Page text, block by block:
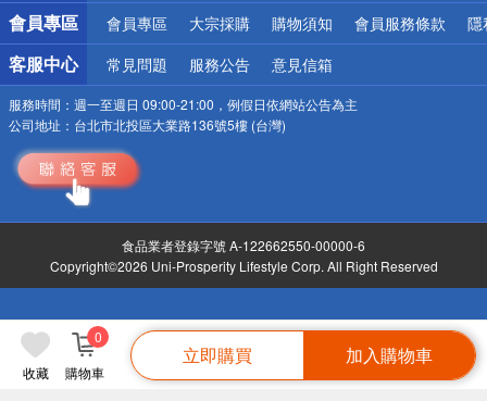
收藏 購物車
0
立即購買 加入購物車
會員專區 會員專區 大宗採購 購物須知 會員服務條款 隱
客服中心 常見問題 服務公告 意見信箱
服務時間： 週一至週日 09:00-21:00，例假日依網站公告為主
公司地址： 台北市北投區大業路136號5樓 (台灣)
食品業者登錄字號 A-122662550-00000-6
Copyright©2026 Uni-Prosperity Lifestyle Corp. All Right Reserved